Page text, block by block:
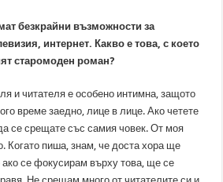
безкрайни възможности за
интернет. Какво е това, с което
старомоден роман?
и читателя е особено интимна, защото
време заедно, лице в лице. Ако четете
се срещате със самия човек. От моя
Когато пиша, знам, че доста хора ще
ако се фокусирам върху това, ще се